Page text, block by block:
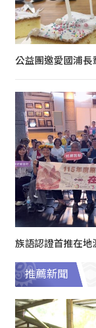
公益團邀愛國浦
族語認證首推在
推薦新聞